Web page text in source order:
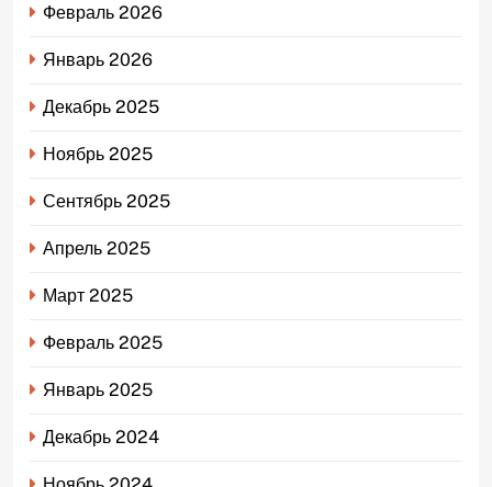
Февраль 2026
Январь 2026
Декабрь 2025
Ноябрь 2025
Сентябрь 2025
Апрель 2025
Март 2025
Февраль 2025
Январь 2025
Декабрь 2024